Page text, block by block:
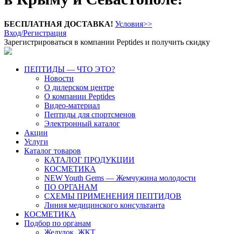
БЕСПЛАТНАЯ ДОСТАВКА! Условия>>
Вход/Регистрация
Зарегистрироваться в компании Peptides и получить скидку
ПЕПТИДЫ — ЧТО ЭТО?
Новости
О дилерском центре
О компании Peptides
Видео-материал
Пептиды для спортсменов
Электронный каталог
Акции
Услуги
Каталог товаров
КАТАЛОГ ПРОДУКЦИИ
КОСМЕТИКА
NEW Youth Gems — Жемчужина молодости
ПО ОРГАНАМ
СХЕМЫ ПРИМЕНЕНИЯ ПЕПТИДОВ
Линия медицинского консультанта
КОСМЕТИКА
Подбор по органам
Желудок, ЖКТ